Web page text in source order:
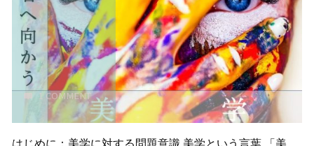
わ
か
り
や
す
ヴ
ィ
ナ
ス
と
1 COMMENT